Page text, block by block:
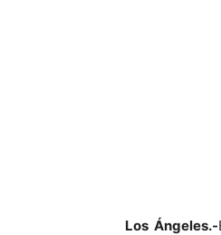
Los Ángeles.-